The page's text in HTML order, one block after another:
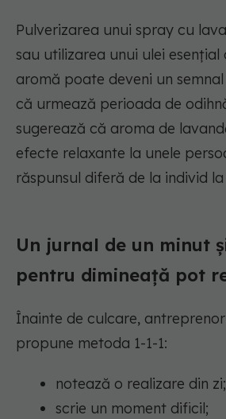
Pulverizarea unui spray cu
sau utilizarea unui ulei esențial
aromă poate deveni un
că urmează perioada de
sugerează că aroma de
efecte relaxante la unele
răspunsul diferă de la individ
Un jurnal de un minut
pentru dimineață pot
Înainte de culcare,
propune metoda 1-1-1:
notează o realizare din zi;
scrie un moment dificil;